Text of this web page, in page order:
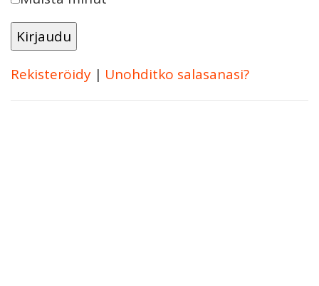
Rekisteröidy | Unohditko salasanasi?